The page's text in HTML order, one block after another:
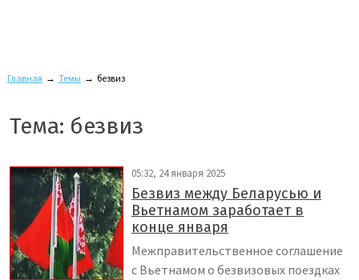
Главная → Темы → безвиз
Тема: безвиз
05:32, 24 января 2025
Безвиз между Беларусью и
Вьетнамом заработает в
конце января
Межправительственное соглашение
с Вьетнамом о безвизовых поездках